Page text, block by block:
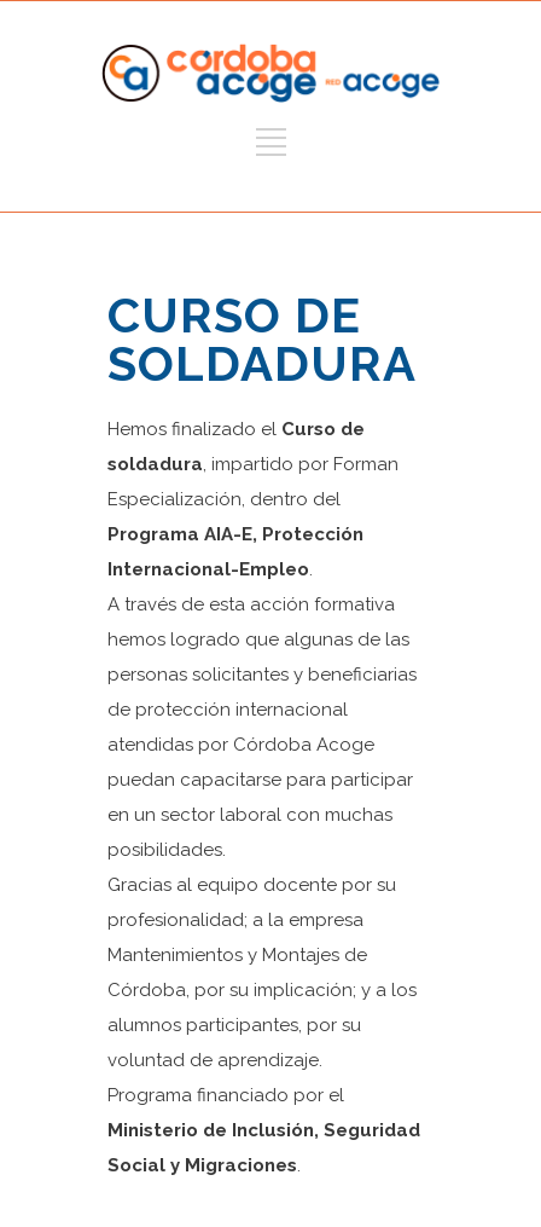
CURSO DE
SOLDADURA
Hemos finalizado el Curso de
soldadura, impartido por Forman
Especialización, dentro del
Programa AIA-E, Protección
Internacional-Empleo.
A través de esta acción formativa
hemos logrado que algunas de las
personas solicitantes y beneficiarias
de protección internacional
atendidas por Córdoba Acoge
puedan capacitarse para participar
en un sector laboral con muchas
posibilidades.
Gracias al equipo docente por su
profesionalidad; a la empresa
Mantenimientos y Montajes de
Córdoba, por su implicación; y a los
alumnos participantes, por su
voluntad de aprendizaje.
Programa financiado por el
Ministerio de Inclusión, Seguridad
Social y Migraciones.